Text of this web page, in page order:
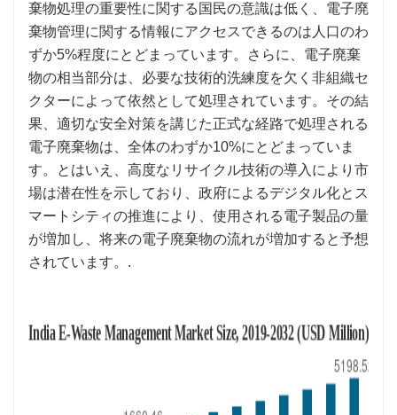
棄物処理の重要性に関する国民の意識は低く、電子廃
棄物管理に関する情報にアクセスできるのは人口のわ
ずか5%程度にとどまっています。さらに、電子廃棄
物の相当部分は、必要な技術的洗練度を欠く非組織セ
クターによって依然として処理されています。その結
果、適切な安全対策を講じた正式な経路で処理される
電子廃棄物は、全体のわずか10%にとどまっていま
す。とはいえ、高度なリサイクル技術の導入により市
場は潜在性を示しており、政府によるデジタル化とス
マートシティの推進により、使用される電子製品の量
が増加し、将来の電子廃棄物の流れが増加すると予想
されています。.